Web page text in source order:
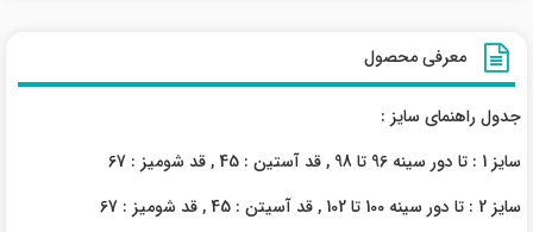
معرفی محصول
جدول راهنمای سایز :
سایز 1 : تا دور سینه 96 تا 98 , قد آستین : 45 , قد شومیز : 67
سایز 2 : تا دور سینه 100 تا 102 , قد آسیتن : 45 , قد شومیز : 67